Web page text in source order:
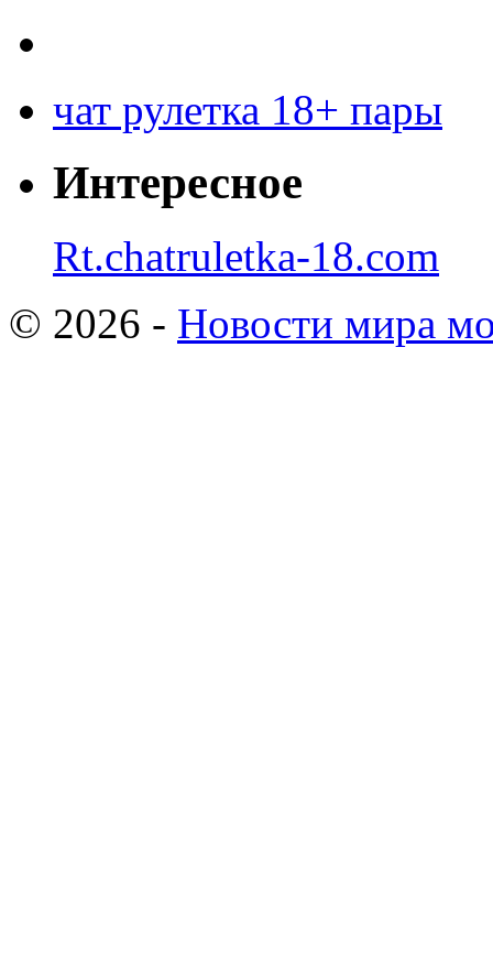
чат рулетка 18+ пары
Интересное
Rt.chatruletka-18.com
© 2026 - Новости мира